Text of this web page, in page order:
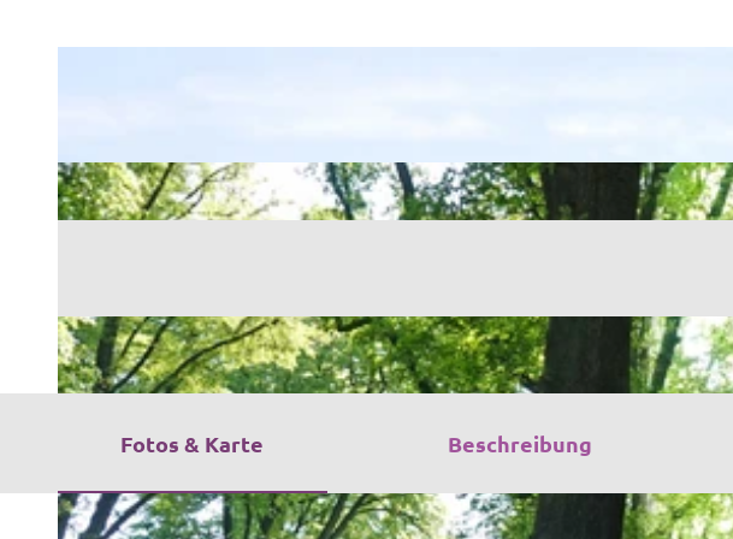
Fotos & Karte Beschreibung